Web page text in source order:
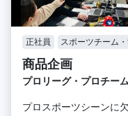
正社員 スポーツチーム
商品企画
プロリーグ・プロチー
プロスポーツシーンに